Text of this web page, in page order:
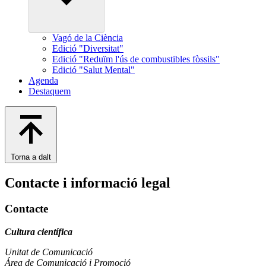
Vagó de la Ciència
Edició "Diversitat"
Edició "Reduïm l'ús de combustibles fòssils"
Edició "Salut Mental"
Agenda
Destaquem
Torna a dalt
Contacte i informació legal
Contacte
Cultura científica
Unitat de Comunicació
Área de Comunicació i Promoció